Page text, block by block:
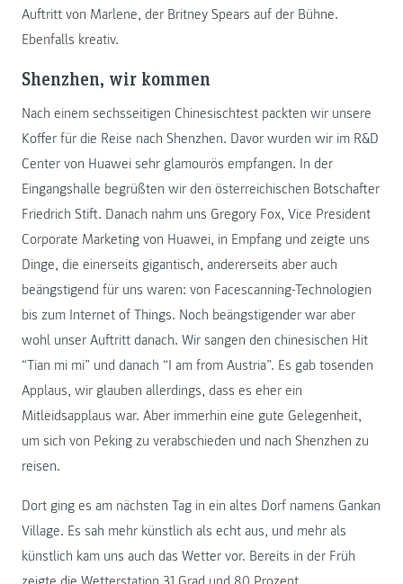
Auftritt von Marlene, der Britney Spears auf der Bühne.
Ebenfalls kreativ.
Shenzhen, wir kommen
Nach einem sechsseitigen Chinesischtest packten wir unsere
Koffer für die Reise nach Shenzhen. Davor wurden wir im R&D
Center von Huawei sehr glamourös empfangen. In der
Eingangshalle begrüßten wir den österreichischen Botschafter
Friedrich Stift. Danach nahm uns Gregory Fox, Vice President
Corporate Marketing von Huawei, in Empfang und zeigte uns
Dinge, die einerseits gigantisch, andererseits aber auch
beängstigend für uns waren: von Facescanning-Technologien
bis zum Internet of Things. Noch beängstigender war aber
wohl unser Auftritt danach. Wir sangen den chinesischen Hit
“Tian mi mi” und danach “I am from Austria”. Es gab tosenden
Applaus, wir glauben allerdings, dass es eher ein
Mitleidsapplaus war. Aber immerhin eine gute Gelegenheit,
um sich von Peking zu verabschieden und nach Shenzhen zu
reisen.
Dort ging es am nächsten Tag in ein altes Dorf namens Gankan
Village. Es sah mehr künstlich als echt aus, und mehr als
künstlich kam uns auch das Wetter vor. Bereits in der Früh